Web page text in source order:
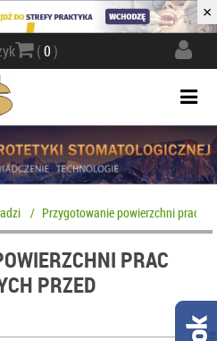
×
(0)
/ Przygotowanie powierzchni prac
PRAC
PRZED